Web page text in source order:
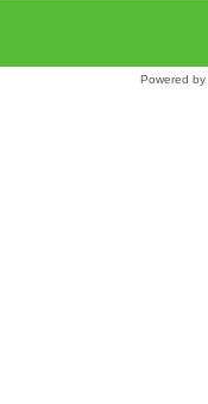
Powered by